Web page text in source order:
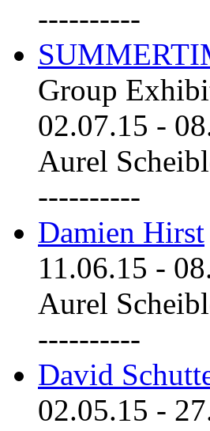
----------
Group
02.07.15 -
Aurel
----------
Damien Hirst
11.06.15 -
Aurel
----------
David
02.05.15 -